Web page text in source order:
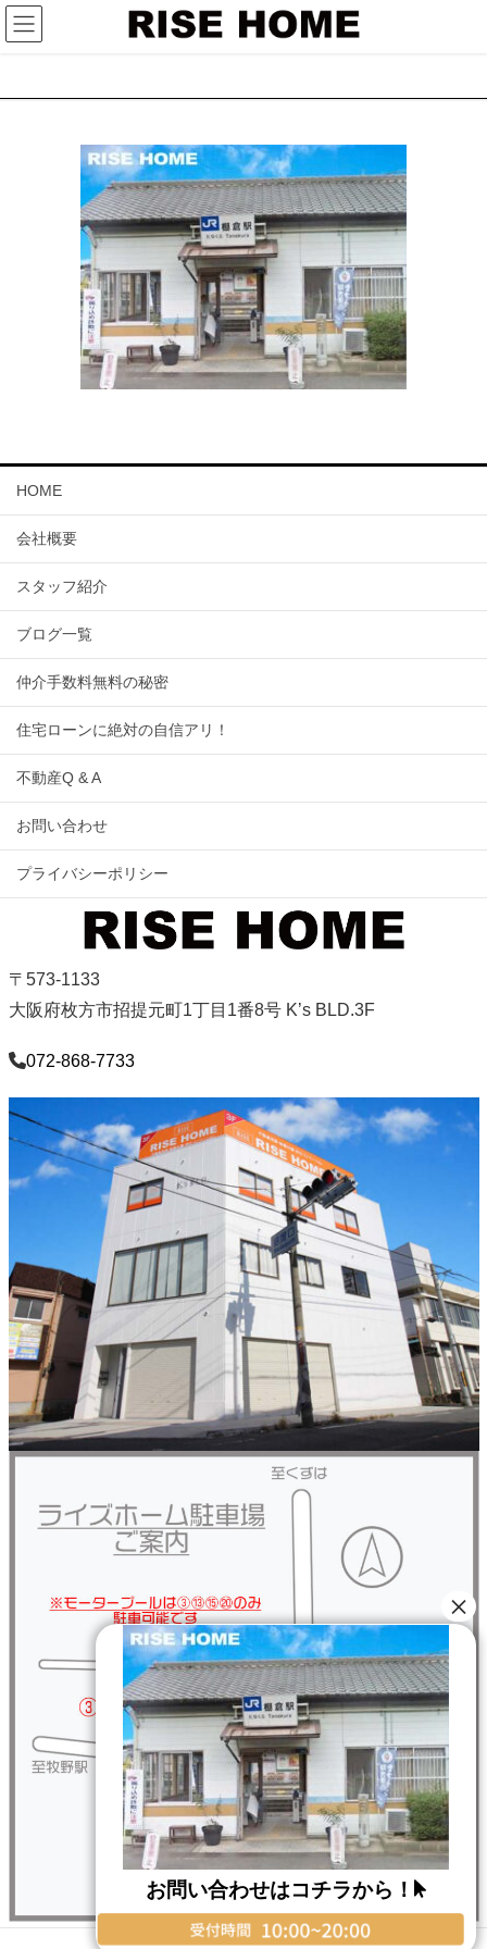
HOME
会社概要
スタッフ紹介
ブログ一覧
仲介手数料無料の秘密
住宅ローンに絶対の自信アリ！
不動産Q & A
お問い合わせ
プライバシーポリシー
〒573-1133
大阪府枚方市招提元町1丁目1番8号 K’s BLD.3F
072-868-7733
Copyright © RISE HOME All Rights Reserved.
お問い合わせはコチラから！